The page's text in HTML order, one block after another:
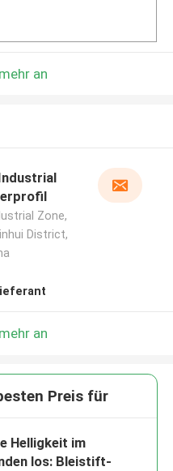
zurück!
an
Zone,
District,
an
Preis für
Helligkeit im
los: Bleistift-